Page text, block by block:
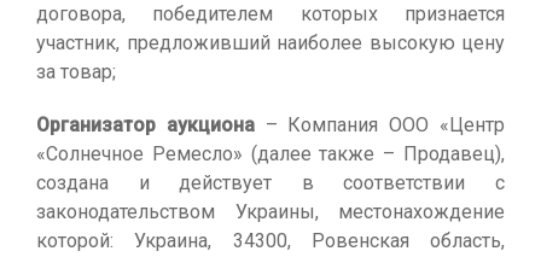
договора, победителем которых признается
участник, предложивший наиболее высокую цену
за товар;
Организатор аукциона– Компания ООО «Центр
«Солнечное Ремесло» (далее также – Продавец),
создана и действует в соответствии с
законодательством Украины, местонахождение
которой: Украина, 34300, Ровенская область,